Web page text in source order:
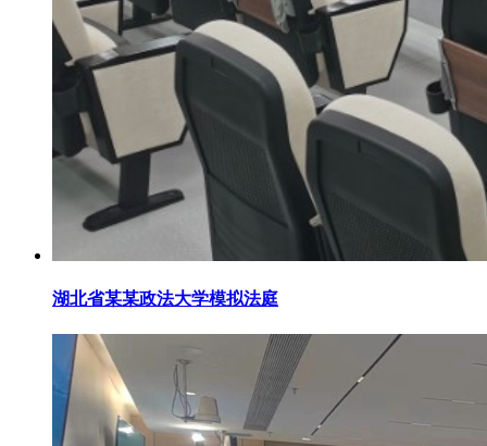
湖北省某某政法大学模拟法庭